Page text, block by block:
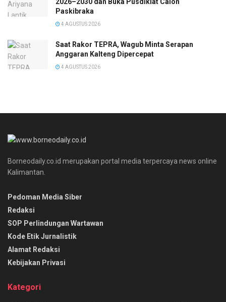
2026–2030 dan Buka Pusdiklat Calon
Paskibraka
4 AGUSTUS 2026
Saat Rakor TEPRA, Wagub Minta Serapan
Anggaran Kalteng Dipercepat
4 AGUSTUS 2026
Borneodaily.co.id merupakan portal media terpercaya news online
Kalimantan.
Pedoman Media Siber
Redaksi
SOP Perlindungan Wartawan
Kode Etik Jurnalistik
Alamat Redaksi
Kebijakan Privasi
Kategori